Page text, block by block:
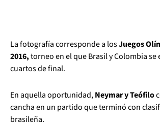
La fotografía corresponde a losJuegos
2016,torneo en el que Brasil y Colombia
cuartos de final.
En aquella oportunidad,Neymar y Teófilo
cancha en un partido que terminó con
brasileña.